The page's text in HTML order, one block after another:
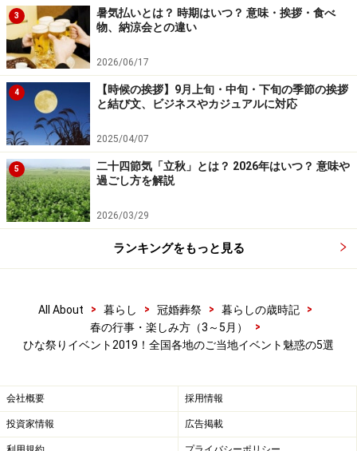
健やかな成長を願い、災厄を移した人形を流します（写真：
もちがせ流しびなの館HP）
流しびなの里として有名な鳥取市用瀬町（もちがせちょ
う）では、毎年旧暦の3月3日に、無病息災を願い、わら
で編んだ桟俵に男女一対の紙製ひな人形をのせて千代川
（せんだいがわ）に流す「もちがせの雛送り」が行われ
ています。
続く「もちがせの雛送り」はその名残とみられており、
県指定の無形民俗文化財として、いにしえの姿を見るこ
とができます。
また、流しびなとともに「ひな荒し」が行われます。
「荒し」というと物騒にきこえますが、段飾りのひな人
形の前で、タニシ、カレイの一夜干し、巻き寿司、お菓
3
暑気払いとは？ 時期はいつ？ 意味・挨拶・食べ
物、納涼会との違い
2026/06/17
4
【時候の挨拶】9月上旬・中旬・下旬の季節の挨拶
と結び文、ビジネスやカジュアルに対応
2025/04/07
5
二十四節気「立秋」とは？ 2026年はいつ？ 意味や
過ごし方を解説
2026/03/29
ランキングをもっと見る
All About > 暮らし > 冠婚葬祭 > 暮らしの歳時記
>
春の行事・楽しみ方（3～5月）
>
ひな祭りイベント2019！全国各地のご当地イベント魅惑の5選
会社概要 採用情報
投資家情報 広告掲載